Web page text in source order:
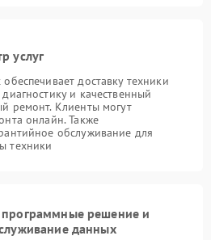
услуг
доставку техники
и качественный
ремонт. Клиенты могут
онлайн. Также
обслуживание для
техники
решение и
данных